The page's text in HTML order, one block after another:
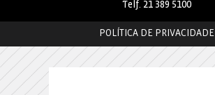
Telf. 21 389 5100
POLÍTICA DE PRIVACIDADE